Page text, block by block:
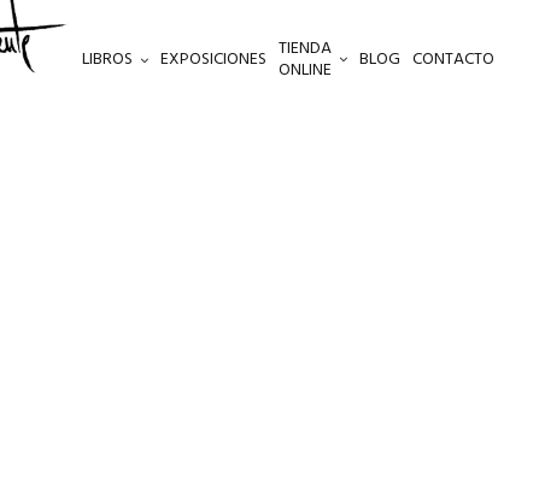
LIBROS EXPOSICIONES TIENDA
ONLINE BLOG CONTACTO